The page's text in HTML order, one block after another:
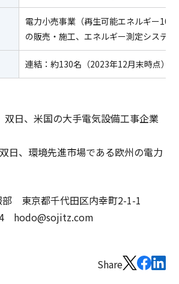
電力小売事業（再生可能エネルギー
の販売・施工、エネルギー測定システ
連結：約130名（2023年12月末時点）
双日、米国の大手電気設備工事企業
双日、環境先進市場である欧州の電力
部 東京都千代田区内幸町2-1-1
hodo@sojitz.com
Share